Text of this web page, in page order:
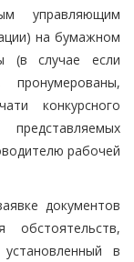
управляющим
на бумажном
(в случае если
конкурсного
рабочей
документов
в